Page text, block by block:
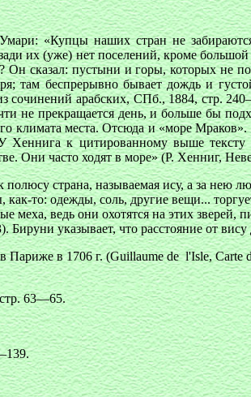
«Купцы наших стран не
их (уже) нет поселений, кроме
Он сказал: пустыни и горы, которых не
там беспрерывно бывает дождь и
арабских, СПб., 1884, стр.
не прекращается день, и больше бы
климата места. Отсюда и «море
к цитированному выше тексту
Они часто ходят в море» (Р. Хенниг,
страна, называемая ису, а за нею
то: одежды, соль, другие вещи...
меха, ведь они охотятся на этих
указывает, что расстояние от
в 1706 г. (Guillaume de l'Islе,
63—65.